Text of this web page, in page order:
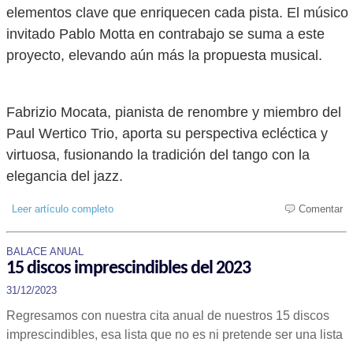
elementos clave que enriquecen cada pista. El músico
invitado Pablo Motta en contrabajo se suma a este
proyecto, elevando aún más la propuesta musical.
Fabrizio Mocata, pianista de renombre y miembro del
Paul Wertico Trio, aporta su perspectiva ecléctica y
virtuosa, fusionando la tradición del tango con la
elegancia del jazz.
Leer artículo completo Comentar
BALACE ANUAL
15 discos imprescindibles del 2023
31/12/2023
Regresamos con nuestra cita anual de nuestros 15 discos
imprescindibles, esa lista que no es ni pretende ser una lista